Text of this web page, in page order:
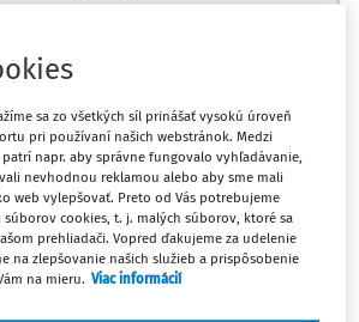
ste si prečítali len
začiatok...
obsah z tejto oblasti je
predplatiteľom portálu.
sa zo všetkých síl prinášať vysokú úroveň
pri používaní našich webstránok. Medzi
napr. aby správne fungovalo vyhľadávanie,
nevhodnou reklamou alebo aby sme mali
web vylepšovať. Preto od Vás potrebujeme
súborov cookies, t. j. malých súborov, ktoré sa
prehliadači. Vopred ďakujeme za udelenie
na zlepšovanie našich služieb a prispôsobenie
na mieru. Viac informácií